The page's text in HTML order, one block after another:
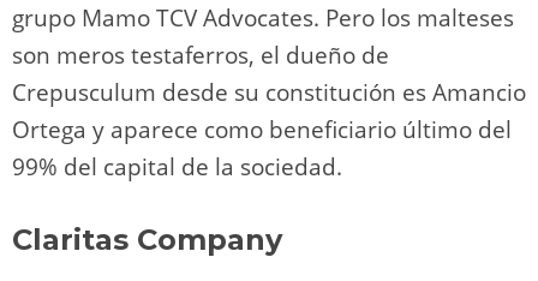
grupo Mamo TCV Advocates. Pero los malteses
son meros testaferros, el dueño de
Crepusculum desde su constitución es Amancio
Ortega y aparece como beneficiario último del
99% del capital de la sociedad.
Claritas Company